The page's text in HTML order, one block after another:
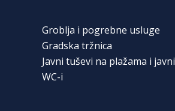
Groblja i pogrebne usluge
Gradska tržnica
Javni tuševi na plažama i javni
WC-i